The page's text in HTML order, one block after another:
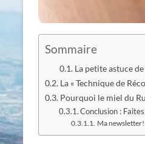
Sommaire
La petite astuce
La « Technique de
Pourquoi le miel du
Conclusion :
Ma newsletter!